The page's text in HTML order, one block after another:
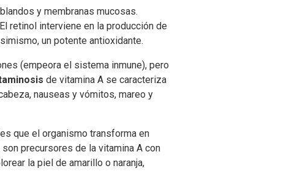
y membranas mucosas.
retinol interviene en la producción de
un potente antioxidante.
(empeora el sistema inmune), pero
de vitamina A se caracteriza
nauseas y vómitos, mareo y
que el organismo transforma en
precursores de la vitamina A con
la piel de amarillo o naranja,